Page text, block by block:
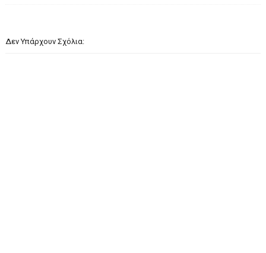
Δεν Υπάρχουν Σχόλια: